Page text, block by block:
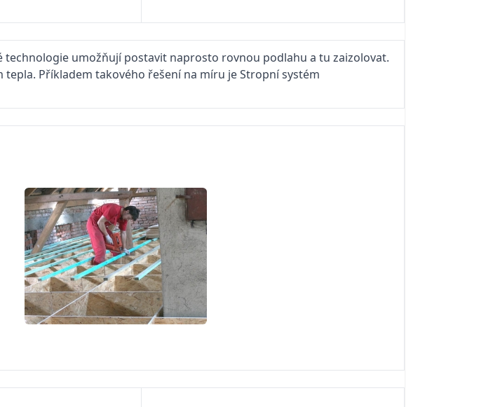
technologie umožňují postavit naprosto rovnou podlahu a tu zaizolovat.
Příkladem takového řešení na míru je Stropní systém